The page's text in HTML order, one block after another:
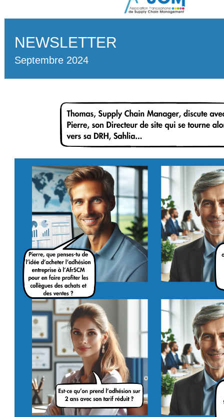
NEWSLETTER
Septembre 2024